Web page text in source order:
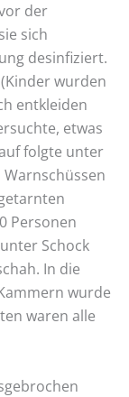
der
sich
desinfiziert.
wurden
entkleiden
etwas
folgte unter
Personen
Schock
In die
wurde
waren alle